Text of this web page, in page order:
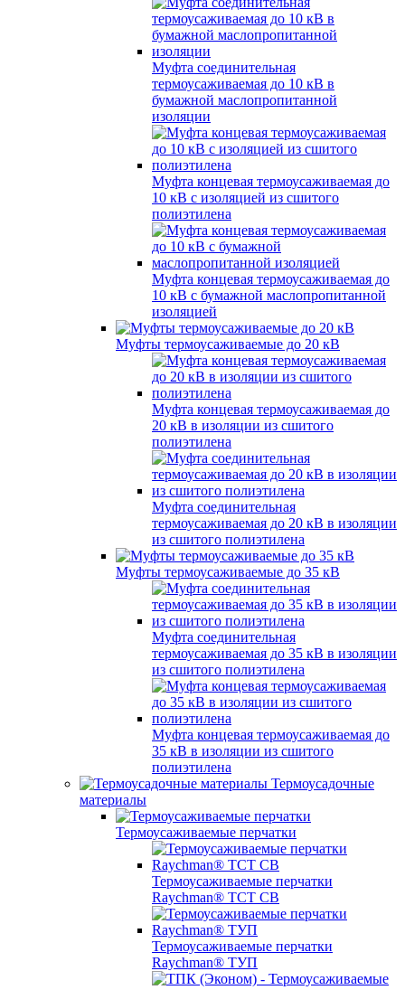
Муфта соединительная
термоусаживаемая до 10 кВ в
бумажной маслопропитанной
изоляции
Муфта концевая термоусаживаемая до
10 кВ с изоляцией из сшитого
полиэтилена
Муфта концевая термоусаживаемая до
10 кВ с бумажной маслопропитанной
изоляцией
Муфты термоусаживаемые до 20 кВ
Муфта концевая термоусаживаемая до
20 кВ в изоляции из сшитого
полиэтилена
Муфта соединительная
термоусаживаемая до 20 кВ в изоляции
из сшитого полиэтилена
Муфты термоусаживаемые до 35 кВ
Муфта соединительная
термоусаживаемая до 35 кВ в изоляции
из сшитого полиэтилена
Муфта концевая термоусаживаемая до
35 кВ в изоляции из сшитого
полиэтилена
Термоусадочные
материалы
Термоусаживаемые перчатки
Термоусаживаемые перчатки
Raychman® TCT CB
Термоусаживаемые перчатки
Raychman® ТУП